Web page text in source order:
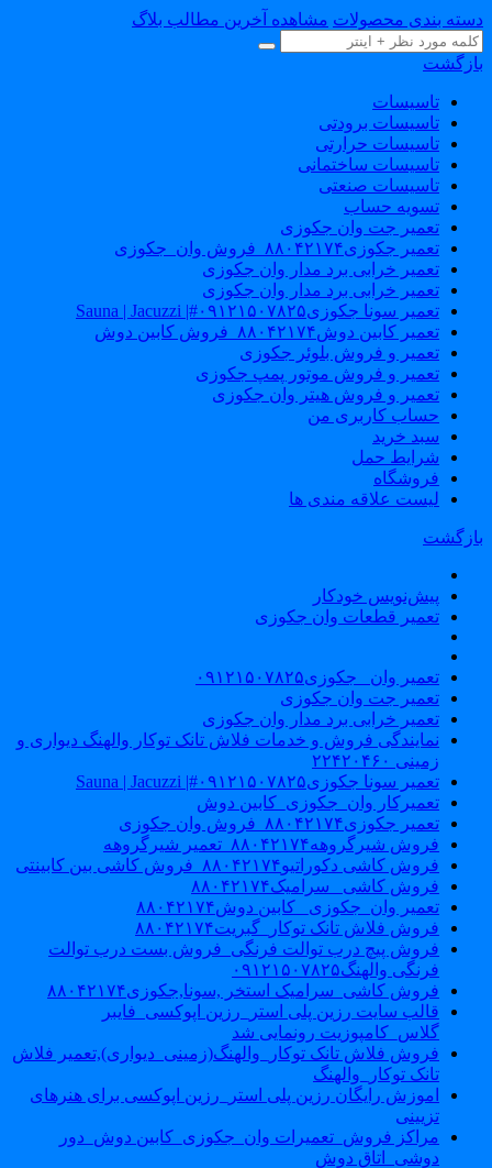
بندی محصولات مشاهده آخرین مطالب بلاگ
تاسیسات
تاسیسات برودتی
تاسیسات حرارتی
تاسیسات ساختمانی
تاسیسات صنعتی
تسویه حساب
تعمیر جت وان جکوزی
تعمیر جکوزی۸۸۰۴۲۱۷۴_فروش وان_جکوزی
تعمیر خرابی برد مدار وان جکوزی
تعمیر خرابی برد مدار وان جکوزی
تعمیر سونا جکوزی۰۹۱۲۱۵۰۷۸۲۵#| Sauna | Jacuzzi
تعمیر کابین دوش۸۸۰۴۲۱۷۴_فروش کابین دوش
تعمیر و فروش بلوئر جکوزی
تعمیر و فروش موتور پمپ جکوزی
تعمیر و فروش هیتر وان جکوزی
حساب کاربری من
سبد خرید
شرایط حمل
فروشگاه
لیست علاقه مندی ها
پیش‌نویس خودکار
تعمیر قطعات وان جکوزی
تعمیر وان _جکوزی۰۹۱۲۱۵۰۷۸۲۵
تعمیر جت وان جکوزی
تعمیر خرابی برد مدار وان جکوزی
نمایندگی فروش و خدمات فلاش تانک توکار والهنگ دیواری و
زمینی ۲۲۴۲۰۴۶۰
تعمیر سونا جکوزی۰۹۱۲۱۵۰۷۸۲۵#| Sauna | Jacuzzi
تعمیرکار وان_جکوزی_کابین دوش
تعمیر جکوزی۸۸۰۴۲۱۷۴_فروش وان جکوزی
فروش شیرگروهه۸۸۰۴۲۱۷۴_تعمیر شیرگروهه
فروش کاشی دکوراتیو۸۸۰۴۲۱۷۴_فروش کاشی بین کابینتی
فروش کاشی _سرامیک۸۸۰۴۲۱۷۴
تعمیر وان_جکوزی_ کابین دوش۸۸۰۴۲۱۷۴
فروش فلاش تانک توکار_گبریت۸۸۰۴۲۱۷۴
فروش پیچ درب توالت فرنگی_فروش بست درب توالت
فرنگی والهنگ۰۹۱۲۱۵۰۷۸۲۵
فروش کاشی_سرامیک استخر ,سونا,جکوزی۸۸۰۴۲۱۷۴
قالب سایت رزین پلی استر_رزین اپوکسی_فایبر
گلاس_کامپوزیت رونمایی شد
فروش فلاش تانک توکار_والهنگ(زمینی_دیواری),تعمیر فلاش
تانک توکار_والهنگ
اموزش رایگان رزین پلی استر_رزین اپوکسی برای هنرهای
تزیینی
مراکز فروش_تعمیرات وان_جکوزی_کابین دوش_دور
دوشی_اتاق دوش